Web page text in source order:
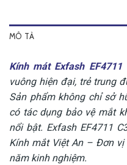
MÔ TẢ
Kính mát Exfash EF4711
vuông hiện đại, trẻ trung
Sản phẩm không chỉ sở
có tác dụng bảo vệ mắt
nổi bật. Exfash EF4711
Kính mắt Việt An – Đơn
năm kinh nghiệm.